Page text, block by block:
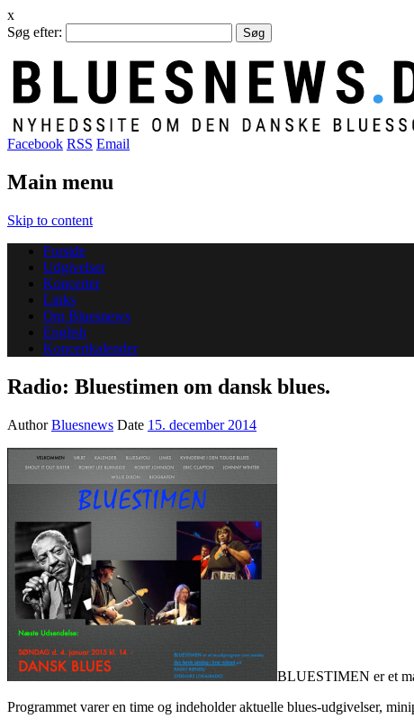
x
Søg efter:
Facebook RSS Email
Main menu
Skip to content
Forside
Udgivelser
Koncerter
Links
Om Bluesnews
English
Koncertkalender
Radio: Bluestimen om dansk blues.
AuthorBluesnews Date 15. december 2014
BLUESTIMEN er et
Programmet varer en time og indeholder aktuelle blues-udgivelser,